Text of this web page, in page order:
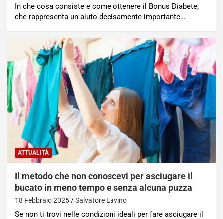
In che cosa consiste e come ottenere il Bonus Diabete,
che rappresenta un aiuto decisamente importante…
ATTUALITÀ
Il metodo che non conoscevi per asciugare il
bucato in meno tempo e senza alcuna puzza
18 Febbraio 2025 Salvatore Lavino
Se non ti trovi nelle condizioni ideali per fare asciugare il